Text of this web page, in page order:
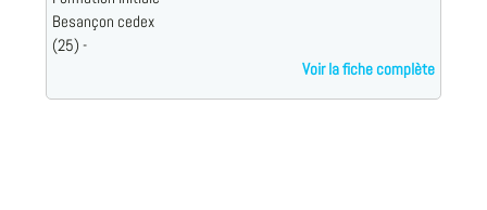
Besançon cedex
(25) -
Voir la fiche complète